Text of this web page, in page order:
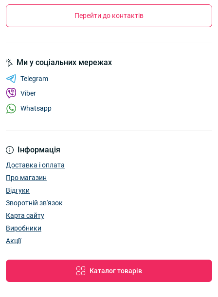
Перейти до контактів
Інформація
Доставка і оплата
Про магазин
Відгуки
Зворотній зв'язок
Карта сайту
Виробники
Акції
Каталог товарів
Ми у соціальних мережах
Telegram
Viber
Whatsapp